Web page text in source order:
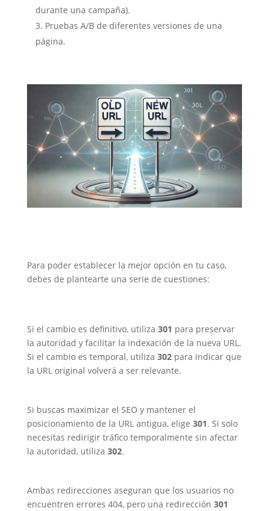
durante una campaña).
Pruebas A/B de diferentes versiones de una
página.
Para poder establecer la mejor opción en tu caso,
debes de plantearte una serie de cuestiones:
Si el cambio es definitivo, utiliza 301 para preservar
la autoridad y facilitar la indexación de la nueva URL.
Si el cambio es temporal, utiliza 302para indicar que
la URL original volverá a ser relevante.
Si buscas maximizar el SEO y mantener el
posicionamiento de la URL antigua, elige 301. Si solo
necesitas redirigir tráfico temporalmente sin afectar
la autoridad, utiliza 302.
Ambas redirecciones aseguran que los usuarios no
encuentren errores 404, pero una redirección 301